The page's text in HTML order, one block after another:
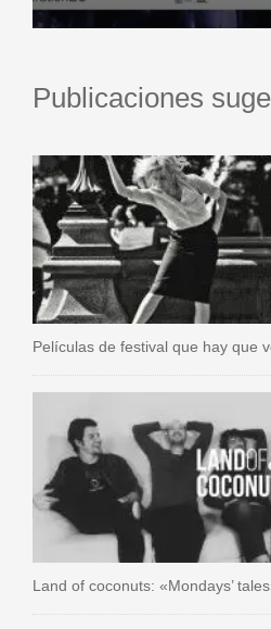
Publicaciones
Películas de festival que hay que
Land of coconuts: «Mondays’